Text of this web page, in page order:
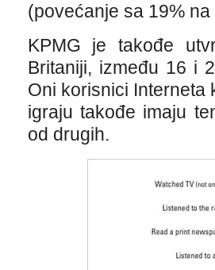
(povećanje sa 19% na
KPMG je takođe
Britaniji, između 16 i
Oni korisnici Interneta
igraju takođe imaju
od drugih.